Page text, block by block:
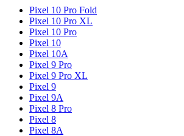
Pixel 10 Pro Fold
Pixel 10 Pro XL
Pixel 10 Pro
Pixel 10
Pixel 10A
Pixel 9 Pro
Pixel 9 Pro XL
Pixel 9
Pixel 9A
Pixel 8 Pro
Pixel 8
Pixel 8A